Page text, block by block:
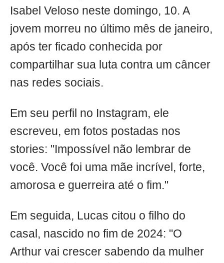
Isabel Veloso neste domingo, 10. A
jovem morreu no último mês de janeiro,
após ter ficado conhecida por
compartilhar sua luta contra um câncer
nas redes sociais.
Em seu perfil no Instagram, ele
escreveu, em fotos postadas nos
stories: "Impossível não lembrar de
você. Você foi uma mãe incrível, forte,
amorosa e guerreira até o fim."
Em seguida, Lucas citou o filho do
casal, nascido no fim de 2024: "O
Arthur vai crescer sabendo da mulher